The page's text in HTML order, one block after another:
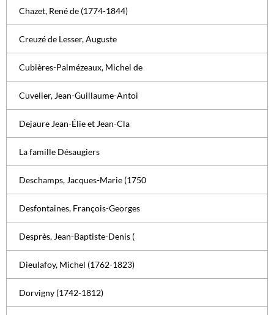
Chazet, René de (1774-1844)
Creuzé de Lesser, Auguste
Cubières-Palmézeaux, Michel de
Cuvelier, Jean-Guillaume-Antoi
Dejaure Jean-Élie et Jean-Cla
La famille Désaugiers
Deschamps, Jacques-Marie (1750
Desfontaines, François-Georges
Desprès, Jean-Baptiste-Denis (
Dieulafoy, Michel (1762-1823)
Dorvigny (1742-1812)